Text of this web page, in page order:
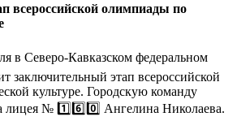
всероссийской олимпиады по
в Северо-Кавказском федеральном
заключительный этап всероссийской
культуре. Городскую команду
лицея № 1️⃣6️⃣0️⃣ Ангелина Николаева.